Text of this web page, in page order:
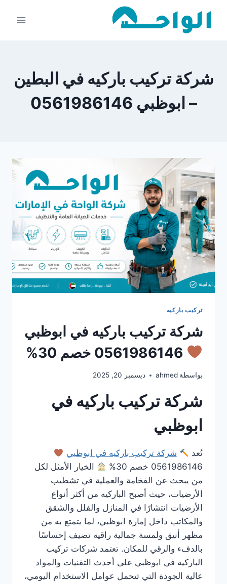
شركة تركيب باركيه في البطين
– ابوظبي 0561986146
تركيب باركيه
شركة تركيب باركيه في ابوظبي
بواسطة ahmed ديسمبر 20, 2025
شركة تركيب باركيه في
ابوظبي
تُعد
شركة تركيب باركيه في ابوظبي
0561986146 خصم 30%
الخيار الأمثل لكل
من يبحث عن الفخامة والعملية في تشطيب
الأرضيات، حيث أصبح الباركيه من أكثر أنواع
الأرضيات انتشارًا في المنازل والفلل والشقق
والمكاتب داخل إمارة ابوظبي، لما يتمتع به من
مظهر أنيق ولمسة جمالية راقية تضيف إحساسًا
بالدفء والرقي للمكان. تعتمد شركات تركيب
الباركيه في ابوظبي على أحدث التقنيات والمواد
عالية الجودة التي تتحمل عوامل الاستخدام اليومي،